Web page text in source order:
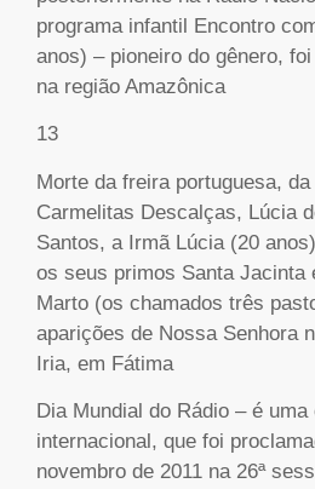
programa infantil Encontro
anos) – pioneiro do gênero,
na região Amazônica
13
Morte da freira portuguesa,
Carmelitas Descalças, Lúcia
Santos, a Irmã Lúcia (20
os seus primos Santa Jacinta
Marto (os chamados três
aparições de Nossa Senhora
Iria, em Fátima
Dia Mundial do Rádio – é
internacional, que foi
novembro de 2011 na 26ª